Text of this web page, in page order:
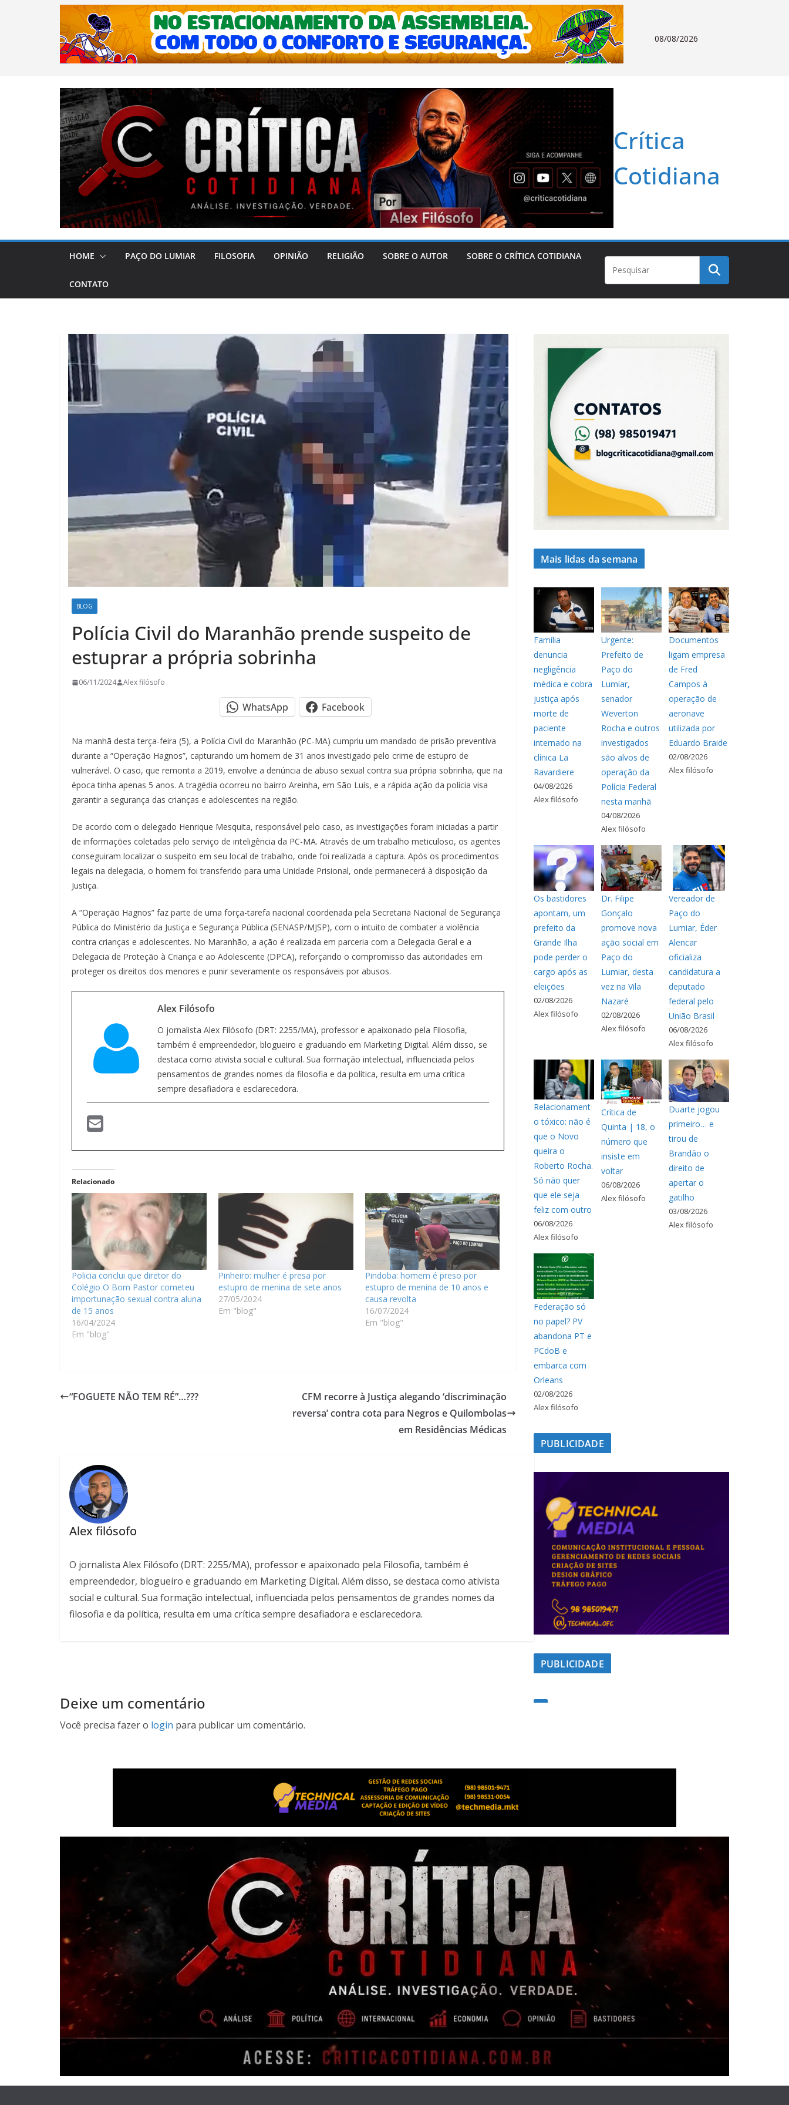
08/08/2026
Crítica
Cotidiana
HOME PAÇO DO LUMIAR FILOSOFIA OPINIÃO RELIGIÃO SOBRE O AUTOR SOBRE O CRÍTICA COTIDIANA
CONTATO
BLOG
Polícia Civil do Maranhão prende suspeito de
estuprar a própria sobrinha
06/11/2024 Alex filósofo
WhatsApp Facebook
Na manhã desta terça-feira (5), a Polícia Civil do Maranhão (PC-MA) cumpriu um mandado de prisão preventiva
durante a “Operação Hagnos”, capturando um homem de 31 anos investigado pelo crime de estupro de
vulnerável. O caso, que remonta a 2019, envolve a denúncia de abuso sexual contra sua própria sobrinha, que na
época tinha apenas 5 anos. A tragédia ocorreu no bairro Areinha, em São Luís, e a rápida ação da polícia visa
garantir a segurança das crianças e adolescentes na região.
De acordo com o delegado Henrique Mesquita, responsável pelo caso, as investigações foram iniciadas a partir
de informações coletadas pelo serviço de inteligência da PC-MA. Através de um trabalho meticuloso, os agentes
conseguiram localizar o suspeito em seu local de trabalho, onde foi realizada a captura. Após os procedimentos
legais na delegacia, o homem foi transferido para uma Unidade Prisional, onde permanecerá à disposição da
Justiça.
A “Operação Hagnos” faz parte de uma força-tarefa nacional coordenada pela Secretaria Nacional de Segurança
Pública do Ministério da Justiça e Segurança Pública (SENASP/MJSP), com o intuito de combater a violência
contra crianças e adolescentes. No Maranhão, a ação é realizada em parceria com a Delegacia Geral e a
Delegacia de Proteção à Criança e ao Adolescente (DPCA), reforçando o compromisso das autoridades em
proteger os direitos dos menores e punir severamente os responsáveis por abusos.
Alex Filósofo
O jornalista Alex Filósofo (DRT: 2255/MA), professor e apaixonado pela Filosofia,
também é empreendedor, blogueiro e graduando em Marketing Digital. Além disso, se
destaca como ativista social e cultural. Sua formação intelectual, influenciada pelos
pensamentos de grandes nomes da filosofia e da política, resulta em uma crítica
sempre desafiadora e esclarecedora.
Relacionado
Policia conclui que diretor do
Colégio O Bom Pastor cometeu
importunação sexual contra aluna
de 15 anos
16/04/2024
Em "blog"
Pinheiro: mulher é presa por
estupro de menina de sete anos
27/05/2024
Em "blog"
Pindoba: homem é preso por
estupro de menina de 10 anos e
causa revolta
16/07/2024
Em "blog"
“FOGUETE NÃO TEM RÉ”…???
CFM recorre à Justiça alegando ‘discriminação
reversa’ contra cota para Negros e Quilombolas
em Residências Médicas
Alex filósofo
O jornalista Alex Filósofo (DRT: 2255/MA), professor e apaixonado pela Filosofia, também é
empreendedor, blogueiro e graduando em Marketing Digital. Além disso, se destaca como ativista
social e cultural. Sua formação intelectual, influenciada pelos pensamentos de grandes nomes da
filosofia e da política, resulta em uma crítica sempre desafiadora e esclarecedora.
Deixe um comentário
Você precisa fazer o login para publicar um comentário.
Mais lidas da semana
Família
denuncia
negligência
médica e cobra
justiça após
morte de
paciente
internado na
clínica La
Ravardiere
04/08/2026
Alex filósofo
Urgente:
Prefeito de
Paço do
Lumiar,
senador
Weverton
Rocha e outros
investigados
são alvos de
operação da
Polícia Federal
nesta manhã
04/08/2026
Alex filósofo
Documentos
ligam empresa
de Fred
Campos à
operação de
aeronave
utilizada por
Eduardo Braide
02/08/2026
Alex filósofo
Os bastidores
apontam, um
prefeito da
Grande Ilha
pode perder o
cargo após as
eleições
02/08/2026
Alex filósofo
Dr. Filipe
Gonçalo
promove nova
ação social em
Paço do
Lumiar, desta
vez na Vila
Nazaré
02/08/2026
Alex filósofo
Vereador de
Paço do
Lumiar, Éder
Alencar
oficializa
candidatura a
deputado
federal pelo
União Brasil
06/08/2026
Alex filósofo
Relacionament
o tóxico: não é
que o Novo
queira o
Roberto Rocha.
Só não quer
que ele seja
feliz com outro
06/08/2026
Alex filósofo
Crítica de
Quinta | 18, o
número que
insiste em
voltar
06/08/2026
Alex filósofo
Duarte jogou
primeiro… e
tirou de
Brandão o
direito de
apertar o
gatilho
03/08/2026
Alex filósofo
Federação só
no papel? PV
abandona PT e
PCdoB e
embarca com
Orleans
02/08/2026
Alex filósofo
PUBLICIDADE
PUBLICIDADE